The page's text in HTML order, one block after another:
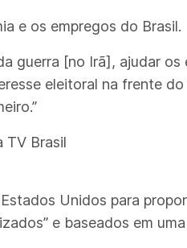
e os empregos do Brasil.
guerra [no Irã], ajudar os
eleitoral na frente
TV Brasil
Unidos para
e baseados em